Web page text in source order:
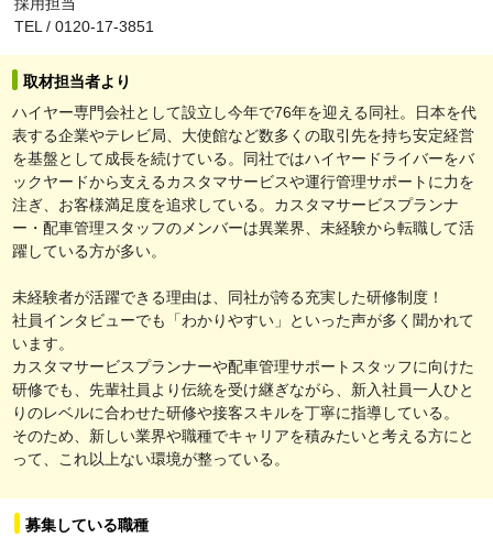
TEL / 0120-17-3851
取材担当者より
ハイヤー専門会社として設立し今年で76年を迎える同社。日本を代
表する企業やテレビ局、大使館など数多くの取引先を持ち安定経営
を基盤として成長を続けている。同社ではハイヤードライバーをバ
ックヤードから支えるカスタマサービスや運行管理サポートに力を
注ぎ、お客様満足度を追求している。カスタマサービスプランナ
ー・配車管理スタッフのメンバーは異業界、未経験から転職して活
躍している方が多い。
未経験者が活躍できる理由は、同社が誇る充実した研修制度！
社員インタビューでも「わかりやすい」といった声が多く聞かれて
います。
カスタマサービスプランナーや配車管理サポートスタッフに向けた
研修でも、先輩社員より伝統を受け継ぎながら、新入社員一人ひと
りのレベルに合わせた研修や接客スキルを丁寧に指導している。
そのため、新しい業界や職種でキャリアを積みたいと考える方にと
って、これ以上ない環境が整っている。
募集している職種